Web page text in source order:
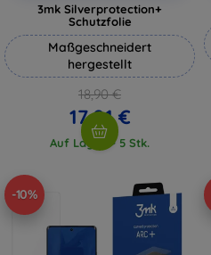
3mk Silverprotection+
Schutzfolie
Maßgeschneidert
hergestellt
18,90 €
17,01 €
Auf Lager > 5 Stk.
-10%